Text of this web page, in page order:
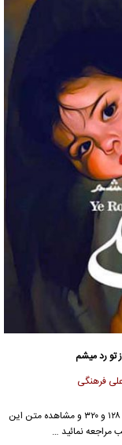
تو رد میشم
فرهنگی
با کیفیت ۱۲۸ و ۳۲۰ و مشاهده متن این
مراجعه نمائید …